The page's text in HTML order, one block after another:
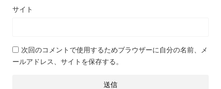
サイト
次回のコメントで使用するためブラウザーに自分の名前、メ
ールアドレス、サイトを保存する。